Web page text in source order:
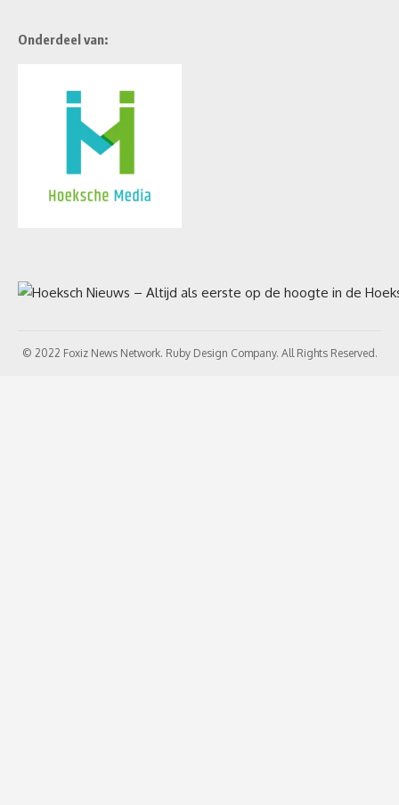
Onderdeel van:
© 2022 Foxiz News Network. Ruby Design Company. All Rights Reserved.